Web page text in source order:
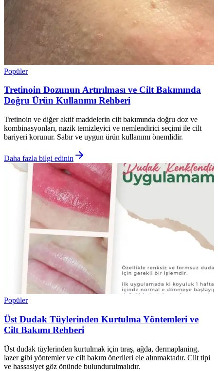
Popüler
Tretinoin Dozunun Artırılması ve Cilt Bakımında
Doğru Ürün Kullanımı Rehberi
Tretinoin ve diğer aktif maddelerin cilt bakımında doğru doz ve
kombinasyonları, nazik temizleyici ve nemlendirici seçimi ile cilt
bariyeri korunur. Sabır ve uygun ürün kullanımı önemlidir.
Daha fazla bilgi edinin
Popüler
Üst Dudak Tüylerinden Kurtulma Yöntemleri ve
Cilt Bakımı Rehberi
Üst dudak tüylerinden kurtulmak için tıraş, ağda, dermaplaning,
lazer gibi yöntemler ve cilt bakım önerileri ele alınmaktadır. Cilt tipi
ve hassasiyet göz önünde bulundurulmalıdır.